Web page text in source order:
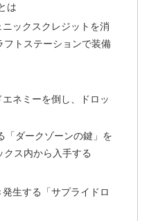
は
ックスクレジットを消
フトステーションで装備
ネミーを倒し、ドロッ
「ダークゾーンの鍵」を
ス内から入手する
生する「サプライドロ